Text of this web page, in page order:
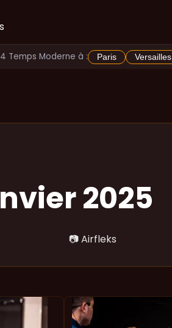
Temps Moderne à : Paris Versailles
2025
📷Airfleks